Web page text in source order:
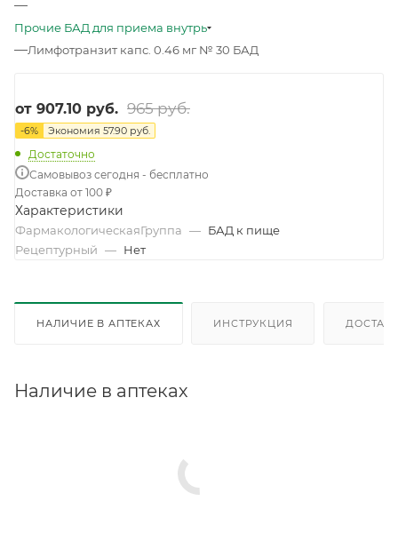
—
Прочие БАД для приема внутрь
—Лимфотранзит капс. 0.46 мг № 30 БАД
от 907.10 руб. 965 руб.
-6% Экономия 57.90 руб.
Достаточно
Самовывоз сегодня - бесплатно
Доставка от 100 ₽
Характеристики
ФармакологическаяГруппа — БАД к пище
Рецептурный — Нет
НАЛИЧИЕ В АПТЕКАХ ИНСТРУКЦИЯ
Наличие в аптеках